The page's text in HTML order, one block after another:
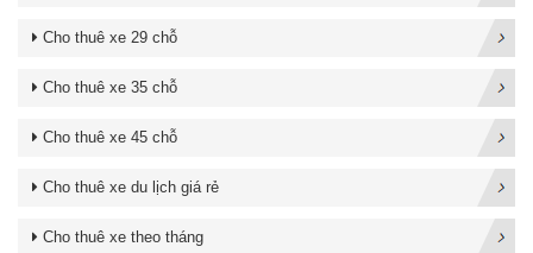
Cho thuê xe 29 chỗ
Cho thuê xe 35 chỗ
Cho thuê xe 45 chỗ
Cho thuê xe du lịch giá rẻ
Cho thuê xe theo tháng